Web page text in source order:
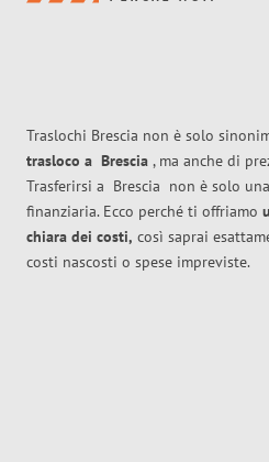
Traslochi Brescia non è solo
trasloco a Brescia , ma anche di
Trasferirsi a Brescia non è solo
finanziaria. Ecco perché ti offriamo
chiara dei costi, così saprai
costi nascosti o spese impreviste.